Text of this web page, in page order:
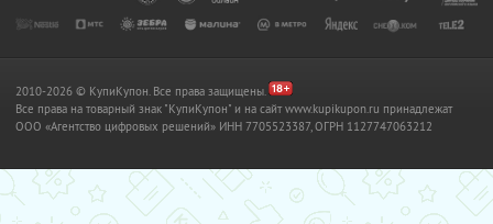
2010-2026 © КупиКупон. Все права защищены.
Все права на товарный знак "КупиКупон" и на сайт www.kupikupon.ru принадлежат
OOO «Агентство цифровых решений» ИНН 7705523387, ОГРН 1127747063212